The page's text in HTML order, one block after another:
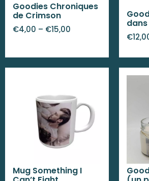
Goodies Chroniques
de Crimson
€4,00 – €15,00
€
Mug Something I